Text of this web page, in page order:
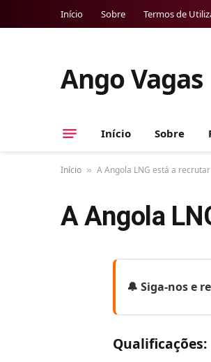
Início Sobre Termos de
Ango Vagas
Início Sobre
Início » A Angola LNG está a
A Angola
🔔 Siga-nos e
Qualificações: